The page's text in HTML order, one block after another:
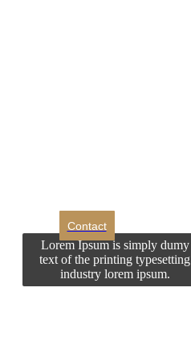
Contact
Lorem Ipsum is simply dumy
text of the printing typesetting
industry lorem ipsum.